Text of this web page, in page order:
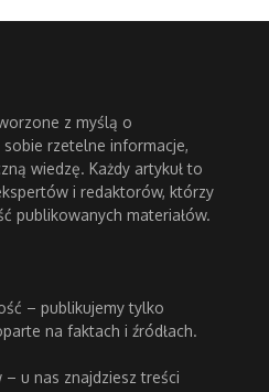
z myślą o
rzetelne informacje,
wiedzę. Każdy artykuł to
i redaktorów, którzy
publikowanych materiałów.
– publikujemy tylko
na faktach i źródłach.
u nas znajdziesz treści